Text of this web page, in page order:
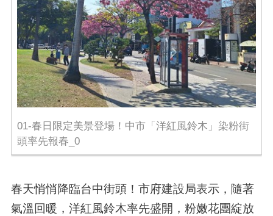
01-春日限定美景登場！中市「洋紅風鈴木」染粉街
頭率先報春_0
春天悄悄降臨台中街頭！市府建設局表示，隨著
氣溫回暖，洋紅風鈴木率先盛開，粉嫩花團綻放